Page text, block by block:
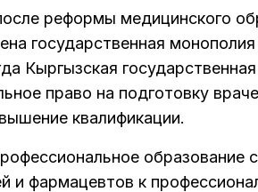
реформы медицинского
государственная
Кыргызская
право на подготовку
квалификации.
образование
и фармацевтов к